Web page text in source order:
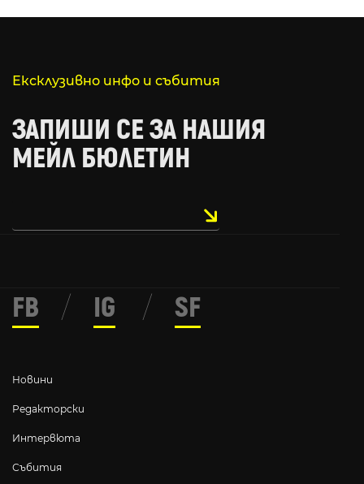
Ексклузивно инфо и събития
ЗАПИШИ СЕ ЗА НАШИЯ
МЕЙЛ БЮЛЕТИН
Новини
Редакторски
Интервюта
Събития
FB / IG / SF